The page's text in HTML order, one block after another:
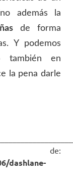
además la
de forma
Y podemos
también en
la pena darle
de:
dashlane-